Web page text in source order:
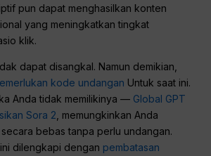
pun dapat menghasilkan konten
yang meningkatkan tingkat
klik.
dapat disangkal. Namun demikian,
kode undangan Untuk saat ini.
Anda tidak memilikinya — Global GPT
Sora 2 , memungkinkan Anda
bebas tanpa perlu undangan.
dilengkapi dengan pembatasan